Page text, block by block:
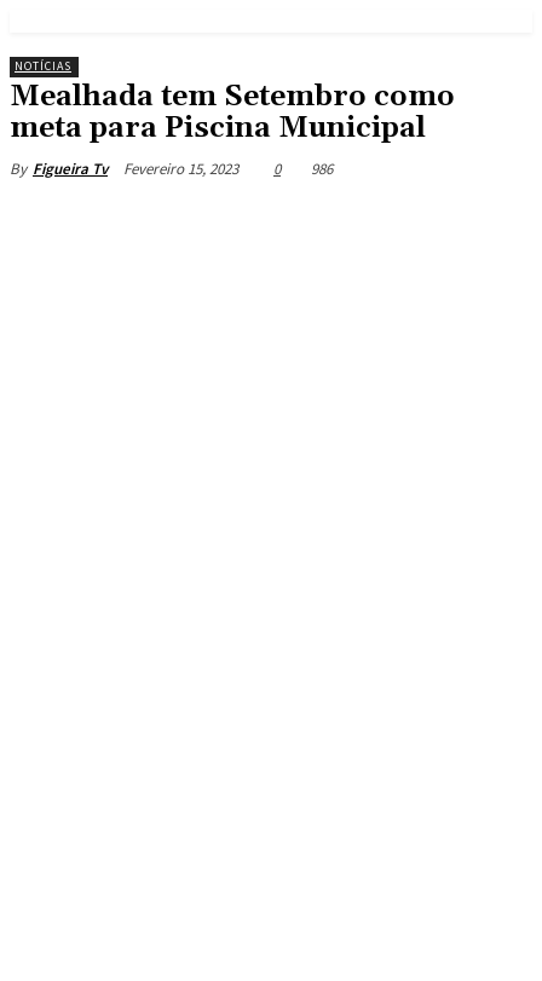
NOTÍCIAS
Mealhada tem Setembro como
meta para Piscina Municipal
By Figueira Tv Fevereiro 15, 2023 0 986